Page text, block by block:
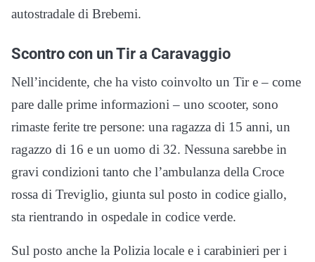
autostradale di Brebemi.
Scontro con un Tir a Caravaggio
Nell’incidente, che ha visto coinvolto un Tir e – come
pare dalle prime informazioni – uno scooter, sono
rimaste ferite tre persone: una ragazza di 15 anni, un
ragazzo di 16 e un uomo di 32. Nessuna sarebbe in
gravi condizioni tanto che l’ambulanza della Croce
rossa di Treviglio, giunta sul posto in codice giallo,
sta rientrando in ospedale in codice verde.
Sul posto anche la Polizia locale e i carabinieri per i